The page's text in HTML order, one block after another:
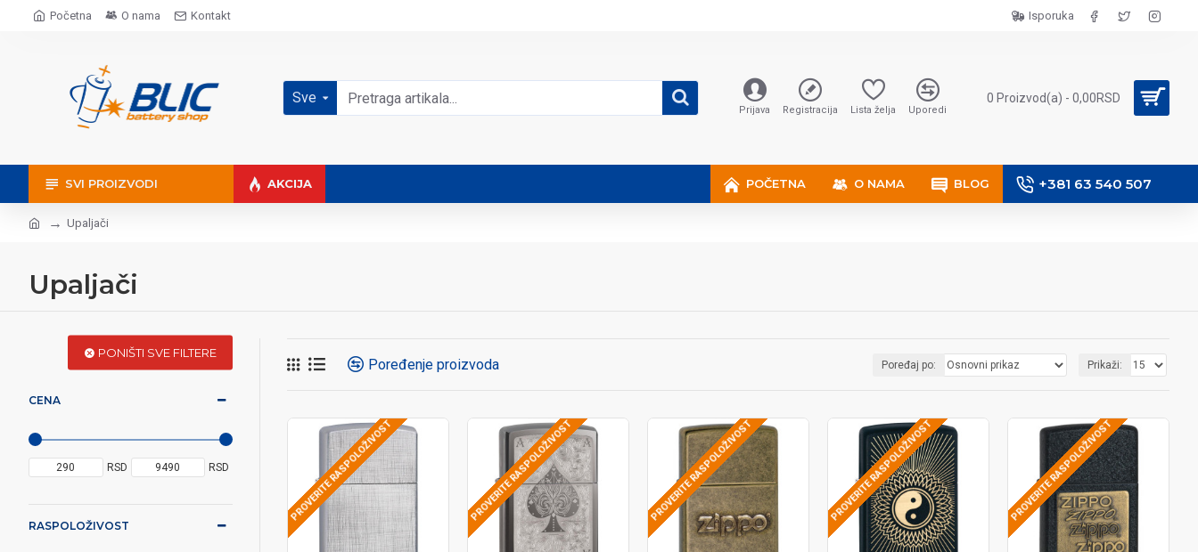
Početna O nama Kontakt Isporuka
Sve
Prijava Registracija Lista želja Uporedi
0 Proizvod(a) - 0,00RSD
SVI PROIZVODI AKCIJA POČETNA O NAMA BLOG +381 63 540 507
Upaljači
Upaljači
PONIŠTI SVE FILTERE
CENA
RSD RSD
RASPOLOŽIVOST
Poređenje proizvoda Poređaj po: Prikaži:
PROVERITE RASPOLOŽIVOST PROVERITE RASPOLOŽIVOST PROVERITE RASPOLOŽIVOST PROVERITE RASPOLOŽIVOST PROVERITE RASPOLOŽIVOST